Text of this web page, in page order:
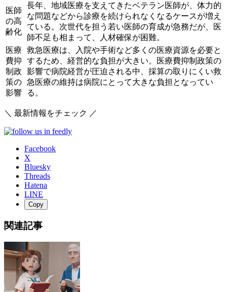
医師
の高
齢化
長年、地域医療を支えてきたベテラン医師が、体力的
な問題などから診療を続けられなくなるケースが増え
ている。次世代を担う若い医師の育成が急務だが、医
師不足も相まって、人材確保が困難。
医療
費抑
制政
策の
影響
救急医療は、入院や手術など多くの医療資源を必要と
するため、経営的な負担が大きい。医療費抑制政策の
影響で病院経営が圧迫される中、採算の取りにくい救
急医療の維持は病院にとって大きな負担となってい
る。
＼ 最新情報をチェック ／
Facebook
X
Bluesky
Threads
Hatena
LINE
Copy
関連記事